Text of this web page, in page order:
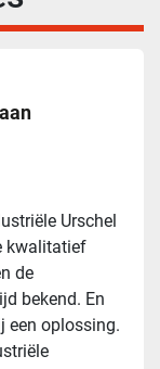
Urschel
kwalitatief
de
bekend. En
een oplossing.